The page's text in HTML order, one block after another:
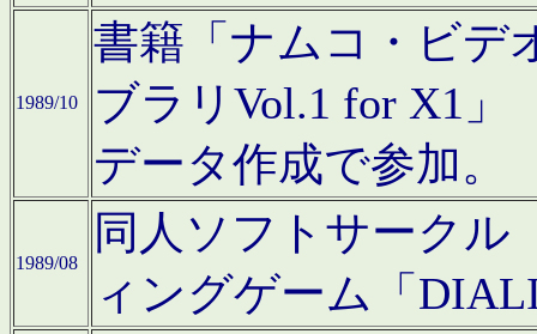
1989/10
書籍「ナムコ・ビデ
ブラリVol.1 for X1」
データ作成で参加。
1989/08
同人ソフトサークル
ィングゲーム「